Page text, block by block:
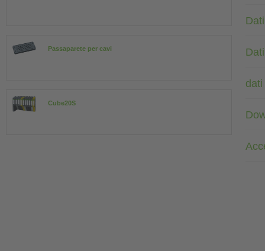
Passaparete per cavi
Cube20S